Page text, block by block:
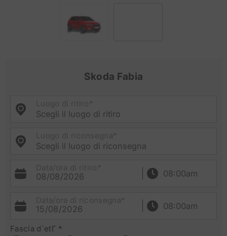
Skoda Fabia
Scegli il luogo di ritiro
Scegli il luogo di riconsegna
08/08/2026
15/08/2026
Fascia d`etΓ *